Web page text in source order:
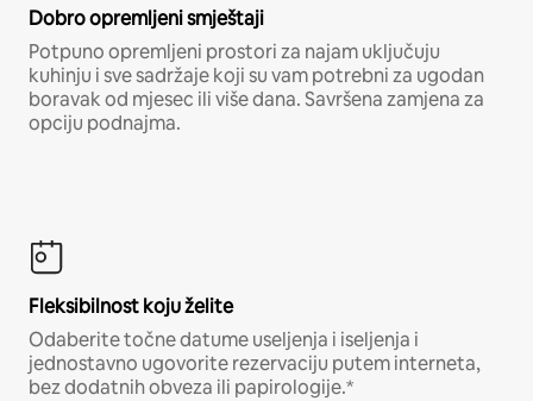
Dobro opremljeni smještaji
Potpuno opremljeni prostori za najam uključuju
kuhinju i sve sadržaje koji su vam potrebni za ugodan
boravak od mjesec ili više dana. Savršena zamjena za
opciju podnajma.
Fleksibilnost koju želite
Odaberite točne datume useljenja i iseljenja i
jednostavno ugovorite rezervaciju putem interneta,
bez dodatnih obveza ili papirologije.*